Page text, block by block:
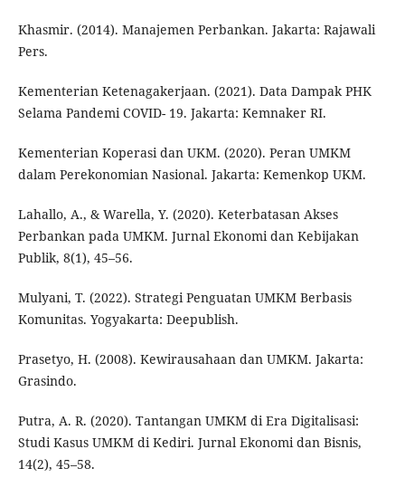
Khasmir. (2014). Manajemen Perbankan. Jakarta: Rajawali
Pers.
Kementerian Ketenagakerjaan. (2021). Data Dampak PHK
Selama Pandemi COVID- 19. Jakarta: Kemnaker RI.
Kementerian Koperasi dan UKM. (2020). Peran UMKM
dalam Perekonomian Nasional. Jakarta: Kemenkop UKM.
Lahallo, A., & Warella, Y. (2020). Keterbatasan Akses
Perbankan pada UMKM. Jurnal Ekonomi dan Kebijakan
Publik, 8(1), 45–56.
Mulyani, T. (2022). Strategi Penguatan UMKM Berbasis
Komunitas. Yogyakarta: Deepublish.
Prasetyo, H. (2008). Kewirausahaan dan UMKM. Jakarta:
Grasindo.
Putra, A. R. (2020). Tantangan UMKM di Era Digitalisasi:
Studi Kasus UMKM di Kediri. Jurnal Ekonomi dan Bisnis,
14(2), 45–58.